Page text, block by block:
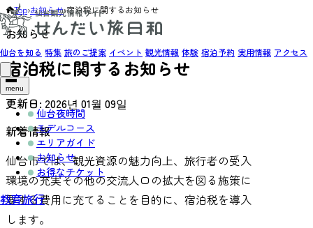
仙台を知る 特集 旅のご提案 イベント 観光情報 体験 宿泊予約 実用情報 アクセス
menu
仙台夜時間
モデルコース
エリアガイド
お知らせ
お得なチケット
教育旅行
Top›お知らせ›宿泊税に関するお知らせ
お知らせ
宿泊税に関するお知らせ
更新日: 2026년 01월 09일
新着情報
仙台市では、観光資源の魅力向上、旅行者の受入
環境の充実その他の交流人口の拡大を図る施策に
要する費用に充てることを目的に、宿泊税を導入
します。